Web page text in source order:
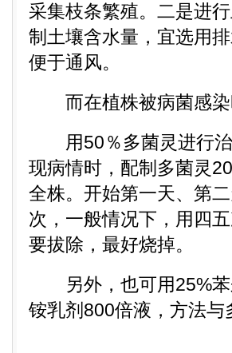
采集枝条繁殖。二是进
制土壤含水量，宜选用
便于通风。
而在植株被病菌感染
用50％多菌灵进行治
现病情时，配制多菌灵
全株。开始第一天、第
次，一般情况下，用四
要拔除，最好烧掉。
另外，也可用25%苯
铵乳剂800倍液，方法